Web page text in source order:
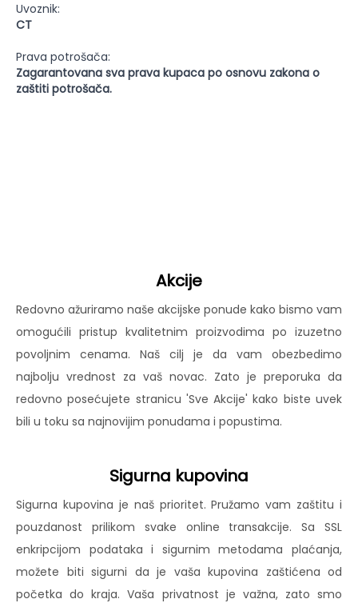
Uvoznik:
CT
Prava potrošača:
Zagarantovana sva prava kupaca po osnovu zakona o
zaštiti potrošača.
Akcije
Redovno ažuriramo naše akcijske ponude kako bismo vam
omogućili pristup kvalitetnim proizvodima po izuzetno
povoljnim cenama. Naš cilj je da vam obezbedimo
najbolju vrednost za vaš novac. Zato je preporuka da
redovno posećujete stranicu 'Sve Akcije' kako biste uvek
bili u toku sa najnovijim ponudama i popustima.
Sigurna kupovina
Sigurna kupovina je naš prioritet. Pružamo vam zaštitu i
pouzdanost prilikom svake online transakcije. Sa SSL
enkripcijom podataka i sigurnim metodama plaćanja,
možete biti sigurni da je vaša kupovina zaštićena od
početka do kraja. Vaša privatnost je važna, zato smo